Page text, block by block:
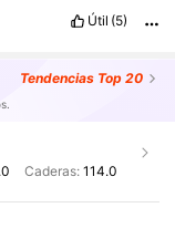
Útil (5)
Tendencias Top 20
Caderas: 114.0